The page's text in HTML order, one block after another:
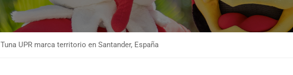
Tuna UPR marca territorio en Santander, España